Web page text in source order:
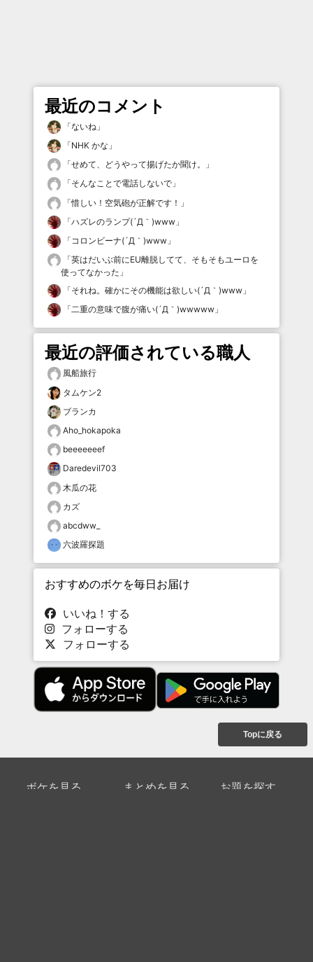
最近のコメント
「ないね 」
「NHK かな 」
「せめて、どうやって揚げたか聞け。
」
「そんなことで電話しないで 」
「惜しい！空気砲が正解です！ 」
「ハズレのランプ(´Д｀)www 」
「 コロンビーナ(´Д｀)www 」
「英はだいぶ前にEU離脱してて、そもそもユーロを
使ってなかった 」
「それね。確かにその機能は欲しい(´Д｀)www 」
「二重の意味で腹が痛い(´Д｀)wwwww 」
最近の評価されている職人
風船旅行
タムケン2
ブランカ
Aho_hokapoka
beeeeeeef
Daredevil703
木瓜の花
カズ
abcdww_
六波羅探題
おすすめのボケを毎日お届け
いいね！する
フォローする
フォローする
Topに戻る
ボケを見る まとめを見る お題を探す